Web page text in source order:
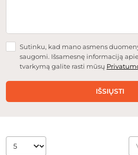
Sutinku, kad mano asmens
saugomi. Išsamesnę informaciją
tvarkymą galite rasti mūsų
IŠSIŲSTI